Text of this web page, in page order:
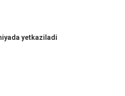
yetkaziladi